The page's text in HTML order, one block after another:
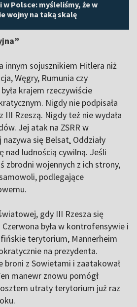
Polsce: myśleliśmy, że w
wojny na taką skalę
innym sojusznikiem Hitlera niż
Węgry, Rumunia czy
krajem rzeczywiście
Nigdy nie podpisała
Rzeszą. Nigdy też nie wydała
Jej atak na ZSRR w
się Belsat. Oddziały
nad ludnością cywilną. Jeśli
zbrodni wojennych z ich strony,
podlegające
gdy III Rzesza się
Czerwona była w kontrofensywie i
fińskie terytorium, Mannerheim
na prezydenta.
broni z Sowietami i zaatakował
manewr znowu pomógł
utraty terytorium już raz